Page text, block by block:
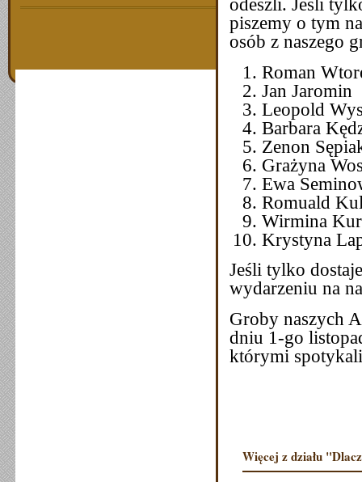
piszemy o tym
osób z naszego
Jan
Barbara
Zenon
Ewa
Jeśli tylko
wydarzeniu na
Groby naszych
dniu 1-go
którymi
Więcej z działu